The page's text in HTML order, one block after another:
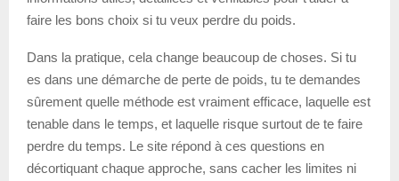
faire les bons choix si tu veux perdre du poids.
Dans la pratique, cela change beaucoup de choses. Si tu
es dans une démarche de perte de poids, tu te demandes
sûrement quelle méthode est vraiment efficace, laquelle est
tenable dans le temps, et laquelle risque surtout de te faire
perdre du temps. Le site répond à ces questions en
décortiquant chaque approche, sans cacher les limites ni